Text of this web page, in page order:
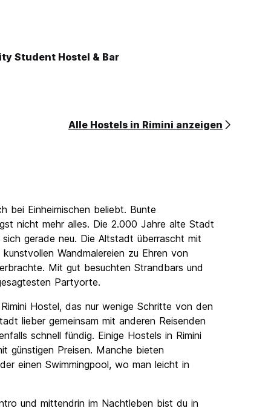
Student Hostel & Bar
Alle Hostels in Rimini anzeigen
bei Einheimischen beliebt. Bunte
nicht mehr alles. Die 2.000 Jahre alte Stadt
gerade neu. Die Altstadt überrascht mit
Wandmalereien zu Ehren von
Mit gut besuchten Strandbars und
Partyorte.
Hostel, das nur wenige Schritte von den
lieber gemeinsam mit anderen Reisenden
schnell fündig. Einige Hostels in Rimini
günstigen Preisen. Manche bieten
einen Swimmingpool, wo man leicht in
und mittendrin im Nachtleben bist du in